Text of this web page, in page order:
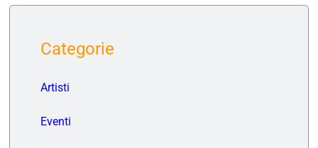
Categorie
Artisti
Eventi